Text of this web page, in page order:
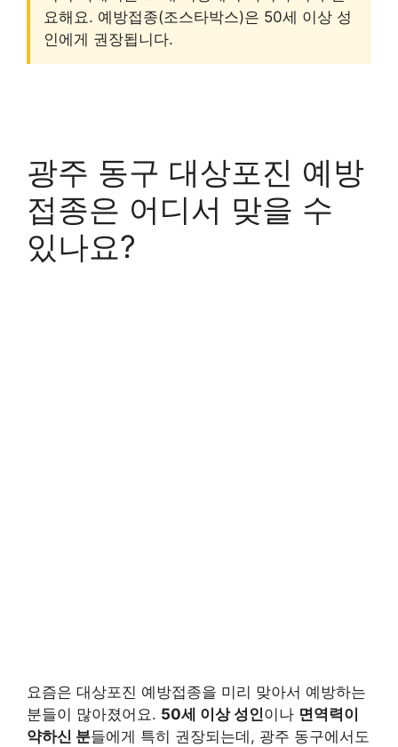
요해요. 예방접종(조스타박스)은 50세 이상 성
인에게 권장됩니다.
광주 동구 대상포진 예방
접종은 어디서 맞을 수
있나요?
요즘은 대상포진 예방접종을 미리 맞아서 예방하는
분들이 많아졌어요. 50세 이상 성인이나 면역력이
약하신 분들에게 특히 권장되는데, 광주 동구에서도